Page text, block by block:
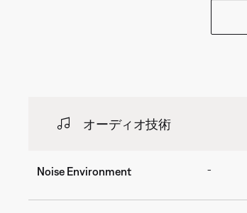
オーディオ技術
Noise Environment -